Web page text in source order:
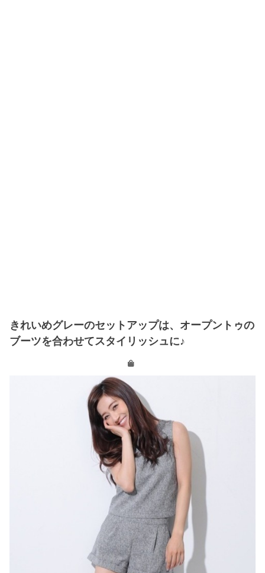
きれいめグレーのセットアップは、オープントゥの
ブーツを合わせてスタイリッシュに♪